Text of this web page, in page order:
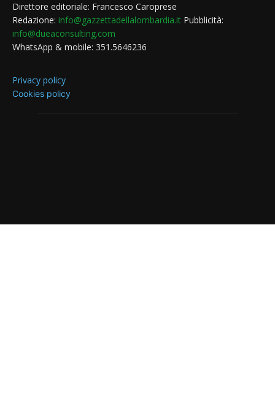
Direttore editoriale: Francesco Caroprese
Redazione: info@gazzettadellalombardia.it Pubblicità:
info@dueaconsulting.com
WhatsApp & mobile: 351.5646236
Privacy policy
Cookies policy